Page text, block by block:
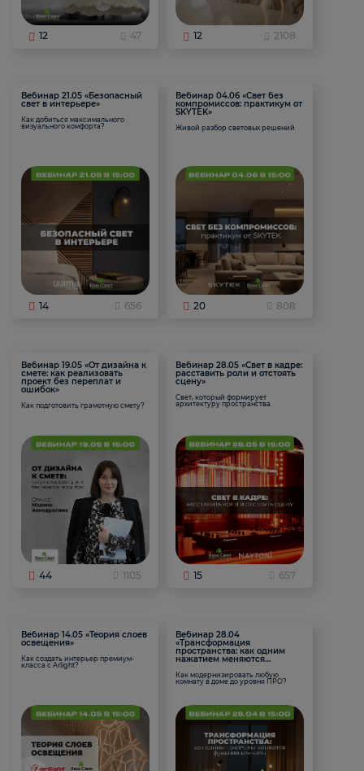
12 47 12 2108
Вебинар 21.05 «Безопасный
свет в интерьере»
Как добиться максимального
визуального комфорта?
14 656
Вебинар 04.06 «Свет без
компромиссов: практикум от
SKYTEK»
Живой разбор световых решений
20 808
Вебинар 19.05 «От дизайна к
смете: как реализовать
проект без переплат и
ошибок»
Как подготовить грамотную смету?
44 1105
Вебинар 28.05 «Свет в кадре:
расставить роли и отстоять
сцену»
Свет, который формирует
архитектуру пространства.
15 657
Вебинар 14.05 «Теория слоев
освещения»
Как создать интерьер премиум-
класса с Arlight?
Вебинар 28.04
«Трансформация
пространства: как одним
нажатием меняются
Как модернизировать любую
комнату в доме до уровня ПРО?